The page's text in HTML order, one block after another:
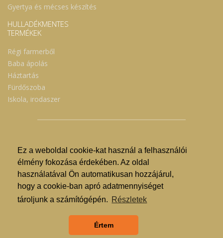
Ez a weboldal cookie-kat használ a felhasználói
élmény fokozása érdekében. Az oldal
használatával Ön automatikusan hozzájárul,
hogy a cookie-ban apró adatmennyiséget
tároljunk a számítógépén. Részletek
Értem
Gyertya és mécses készítés
HULLADÉKMENTES
TERMÉKEK
Régi farmerből
Baba ápolás
Háztartás
Fürdőszoba
Iskola, irodaszer
© Nyíregyházi Kosár Közösség 2019.
Hogyan lehet vásárolni?
GDPR
ÁSZF